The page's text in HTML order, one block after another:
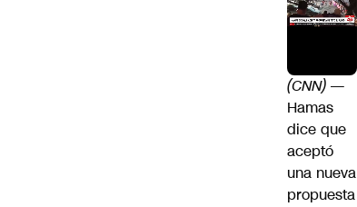
(CNN) —
Hamas
dice que
aceptó
una nueva
propuesta